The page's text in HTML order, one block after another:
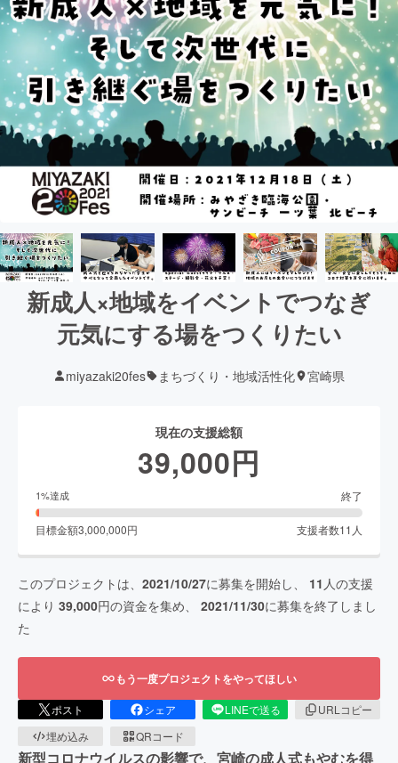
新成人×地域をイベントでつなぎ
元気にする場をつくりたい
miyazaki20fes まちづくり・地域活性化 宮崎県
現在の支援総額
39,000円
1%達成 終了
目標金額3,000,000円 支援者数11 人
このプロジェクトは、 2021/10/27に募集を開始し、 11 人の支援
により 39,000円の資金を集め、 2021/11/30に募集を終了しまし
た
もう一度プロジェクトをやってほしい
ポスト シェア LINEで送る
URLコピー
埋め込み
QRコード
新型コロナウイルスの影響で、宮崎の成人式もやむを得